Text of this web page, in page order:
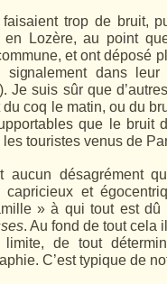
trop de bruit,
Lozère, au point
et ont déposé
dans leur
). Je suis sûr que
coq le matin, ou du
que le bruit
touristes venus de
aucun désagrément
capricieux et
» à qui tout est dû
. Au fond de tout cela
de tout
C’est typique de